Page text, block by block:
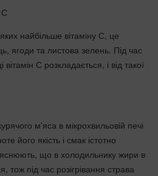
С
найбільше вітаміну С, це
ягоди та листова зелень. Під час
С розкладається, і від такої
м'яса в мікрохвильовій печі
його якість і смак істотно
що в холодильнику жири в
тож під час розігрівання страва